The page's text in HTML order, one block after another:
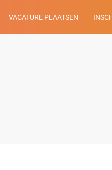
VACATURE PLAATSEN